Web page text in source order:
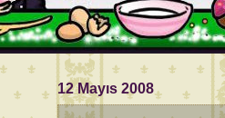
12 Mayıs 2008